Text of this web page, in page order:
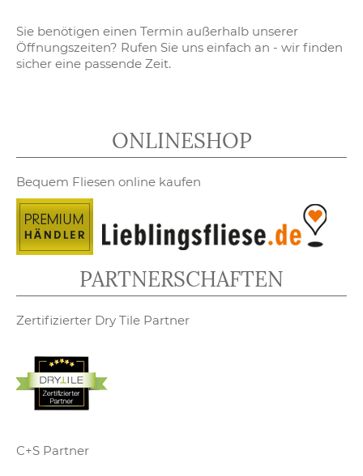
Sie benötigen einen Termin außerhalb unserer
Öffnungszeiten? Rufen Sie uns einfach an - wir finden
sicher eine passende Zeit.
ONLINESHOP
Bequem Fliesen online kaufen
PARTNERSCHAFTEN
Zertifizierter Dry Tile Partner
C+S Partner